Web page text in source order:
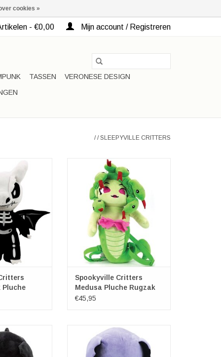
- €0,00 Mijn account / Registreren
TASSEN
VERONESE DESIGN
//SLEEPYVILLE CRITTERS
Rugzak
Critters
ca. 50cm x
15cm
WINKELWAGEN
Pluche
Medusa Pluche Rugzak
Merk: Spookyville Critters
Afmetingen: (lxbxd) ca. 48cm x
25cm x 15cm
TOEVOEGEN AAN WINKELWAGEN
Spookyville Critters
Medusa Pluche Rugzak
€45,95
Bunny Pluche
Critters
Purple Naughty Bunny Pluche
Rugzak
Merk: Spookyville Critters
cookies »